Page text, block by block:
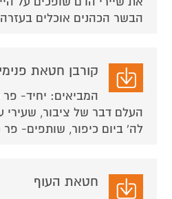
הבשר הכהנים אוכלים בעזרה
קורבן חטאת
המביאים: יחיד-
העלם דבר של ציבור, שעירי
לה' ביום כיפור, שותפים- פר
חטאת העוף